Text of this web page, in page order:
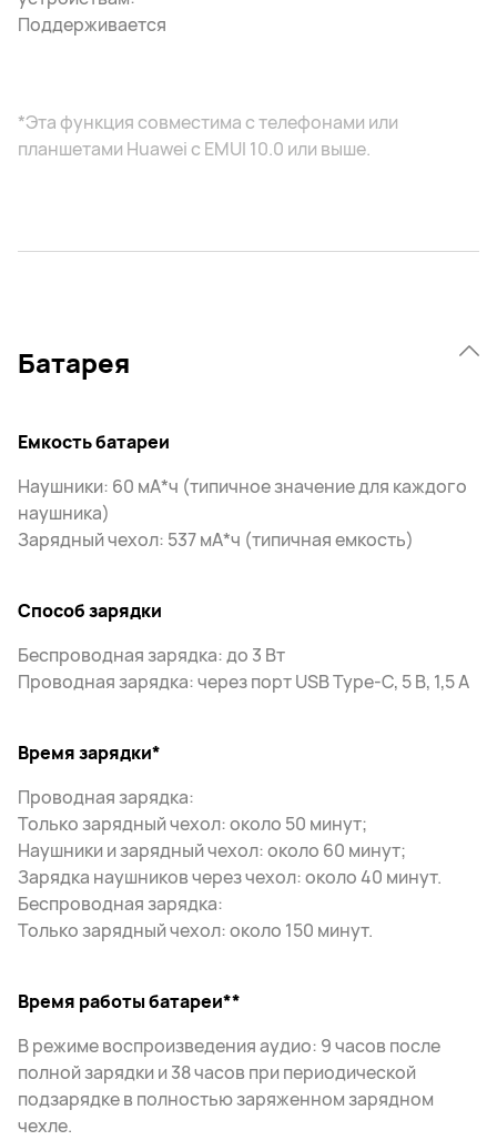
Поддерживается
*Эта функция совместима с телефонами или
планшетами Huawei с EMUI 10.0 или выше.
Батарея
Емкость батареи
Наушники: 60 мА*ч (типичное значение для каждого
наушника)
Зарядный чехол: 537 мА*ч (типичная емкость)
Способ зарядки
Беспроводная зарядка: до 3 Вт
Проводная зарядка: через порт USB Type-C, 5 В, 1,5 А
Время зарядки*
Проводная зарядка:
Только зарядный чехол: около 50 минут;
Наушники и зарядный чехол: около 60 минут;
Зарядка наушников через чехол: около 40 минут.
Беспроводная зарядка:
Только зарядный чехол: около 150 минут.
Время работы батареи**
В режиме воспроизведения аудио: 9 часов после
полной зарядки и 38 часов при периодической
подзарядке в полностью заряженном зарядном
чехле.